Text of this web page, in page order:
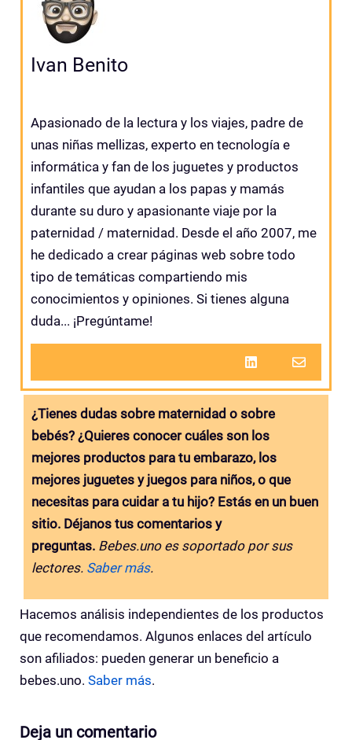
Ivan Benito
Apasionado de la lectura y los viajes, padre de
unas niñas mellizas, experto en tecnología e
informática y fan de los juguetes y productos
infantiles que ayudan a los papas y mamás
durante su duro y apasionante viaje por la
paternidad / maternidad. Desde el año 2007, me
he dedicado a crear páginas web sobre todo
tipo de temáticas compartiendo mis
conocimientos y opiniones. Si tienes alguna
duda... ¡Pregúntame!
¿Tienes dudas sobre maternidad o sobre
bebés? ¿Quieres conocer cuáles son los
mejores productos para tu embarazo, los
mejores juguetes y juegos para niños, o que
necesitas para cuidar a tu hijo? Estás en un buen
sitio. Déjanos tus comentarios y
preguntas. Bebes.uno es soportado por sus
lectores. Saber más.
Hacemos análisis independientes de los productos
que recomendamos. Algunos enlaces del artículo
son afiliados: pueden generar un beneficio a
bebes.uno. Saber más.
Deja un comentario